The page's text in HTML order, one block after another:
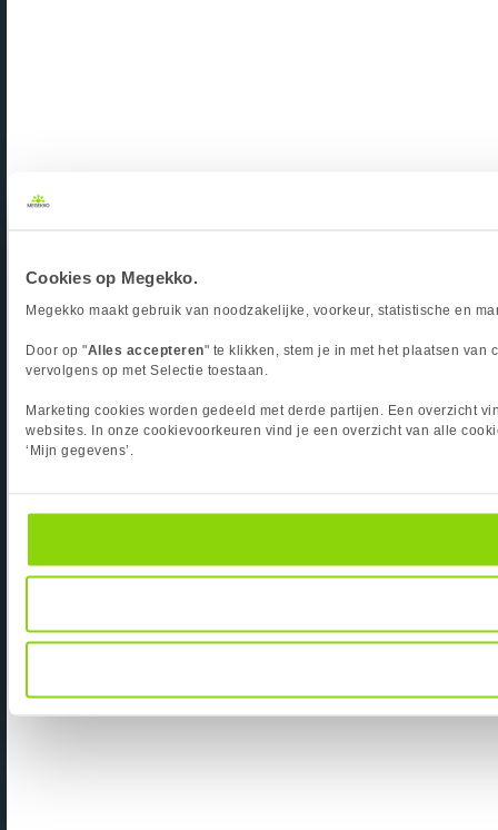
Cookies op Megekko.
Megekko maakt gebruik van noodzakelijke, voorkeur, statistische en
Door op "Alles accepteren" te klikken, stem je in met het plaatsen
vervolgens op met Selectie toestaan.
Marketing cookies worden gedeeld met derde partijen. Een overzicht
websites. In onze cookievoorkeuren vind je een overzicht van alle
‘Mijn gegevens’.